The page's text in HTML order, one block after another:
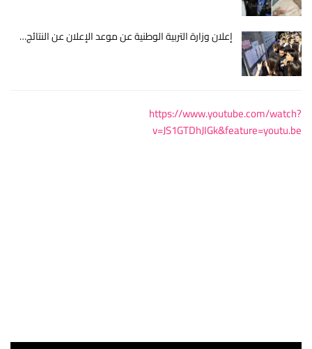
إعلان وزارة التربية الوطنية عن موعد الإعلان عن النتائج…
https://www.youtube.com/watch?
v=JS1GTDhJIGk&feature=youtu.be